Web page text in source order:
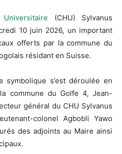
(CHU) Sylvanus
10 juin 2026, un important
offerts par la commune du
résidant en Suisse.
symbolique s’est déroulée en
commune du Golfe 4, Jean-
général du CHU Sylvanus
colonel Agbobli Yawo
des adjoints au Maire ainsi